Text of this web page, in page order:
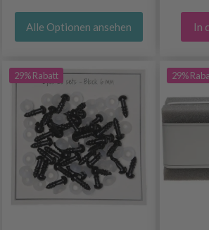
Alle Optionen ansehen In
29% Rabatt 29%